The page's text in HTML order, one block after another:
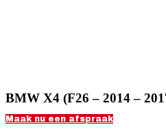
BMW X4 (F26 – 2014 –
Maak nu een afspraak